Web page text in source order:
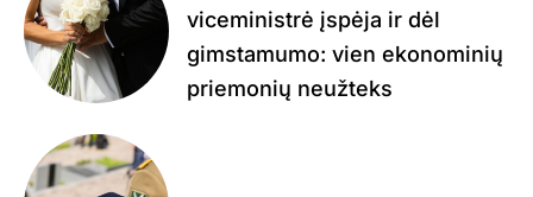
viceministrė įspėja ir dėl
gimstamumo: vien ekonominių
priemonių neužteks